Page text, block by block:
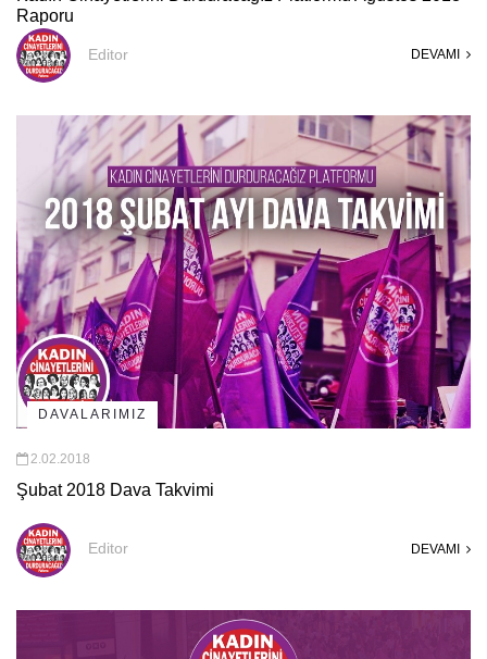
Raporu
Editor DEVAMI
DAVALARIMIZ
2.02.2018
Şubat 2018 Dava Takvimi
Editor DEVAMI